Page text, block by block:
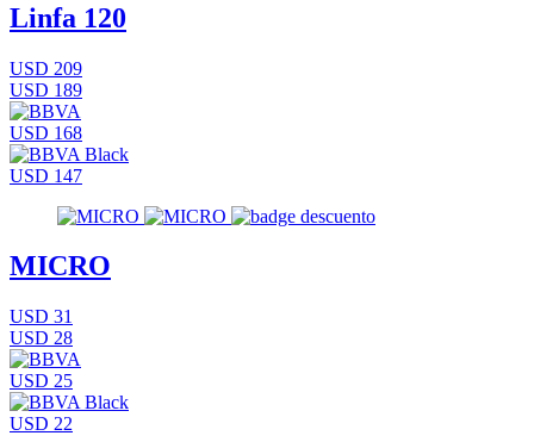
Linfa 120
USD 209
USD 189
USD 168
USD 147
MICRO
USD 31
USD 28
USD 25
USD 22